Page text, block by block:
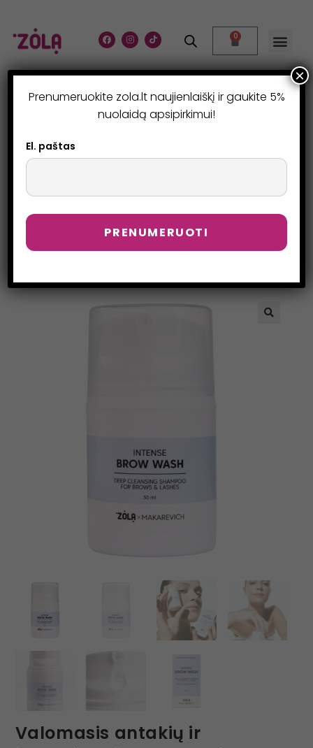
0
VALOMASIS ANTAKIŲ IR
BLAKSTIENŲ ŠAMPŪNAS
30 ML
Valomasis antakių ir
Prenumeruokite zola.lt naujienlaiškį ir gaukite 5%
nuolaidą apsipirkimui!
El. paštas
×